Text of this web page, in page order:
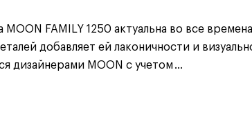
FAMILY 1250 актуальна во все
добавляет ей лаконичности и
дизайнерами MOON с учетом...